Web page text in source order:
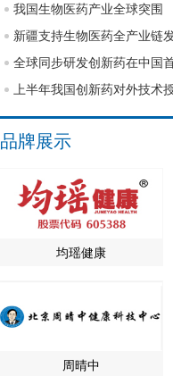
我国生物医药产业全球突围
新疆支持生物医药全产业链
全球同步研发创新药在中国
上半年我国创新药对外技术
品牌展示
均瑶健康
周晴中